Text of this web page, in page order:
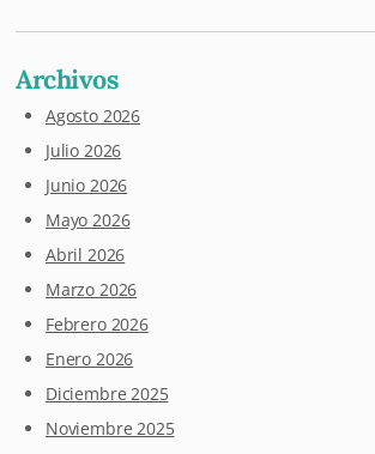
Archivos
Agosto 2026
Julio 2026
Junio 2026
Mayo 2026
Abril 2026
Marzo 2026
Febrero 2026
Enero 2026
Diciembre 2025
Noviembre 2025